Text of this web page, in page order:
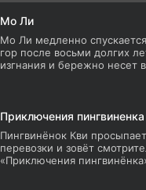
Мо Ли
Мо Ли медленно
гор после восьми долгих
изгнания и бережно несет
Приключения пингвиненка
Пингвинёнок Кви
перевозки и зовёт
«Приключения